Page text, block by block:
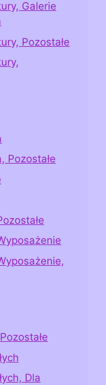
Galerie
Pozostałe
Pozostałe
Dla